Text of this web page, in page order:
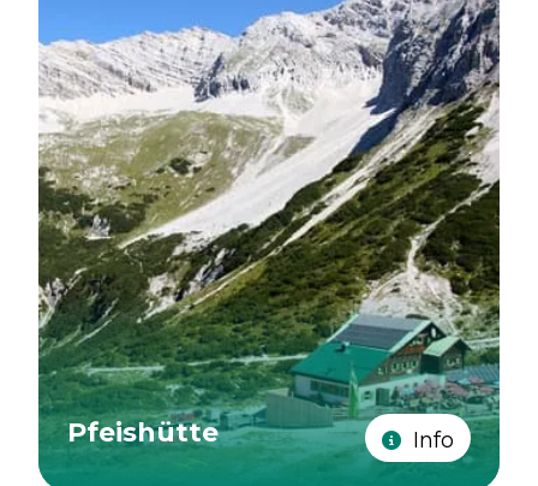
Pfeishütte Info